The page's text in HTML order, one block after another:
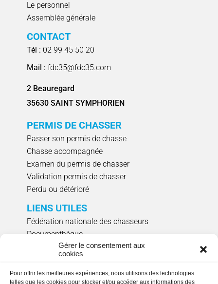
Gérer le consentement aux
cookies
Pour offrir les meilleures expériences, nous utilisons des technologies
telles que les cookies pour stocker et/ou accéder aux informations des
Le personnel
Assemblée générale
CONTACT
Tél : 02 99 45 50 20
Mail : fdc35@fdc35.com
2 Beauregard
35630 SAINT SYMPHORIEN
PERMIS DE CHASSER
Passer son permis de chasse
Chasse accompagnée
Examen du permis de chasser
Validation permis de chasser
Perdu ou détérioré
LIENS UTILES
Fédération nationale des chasseurs
Documenthèque
Agenda évènements